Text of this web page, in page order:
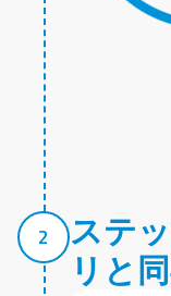
2 ステ
リと